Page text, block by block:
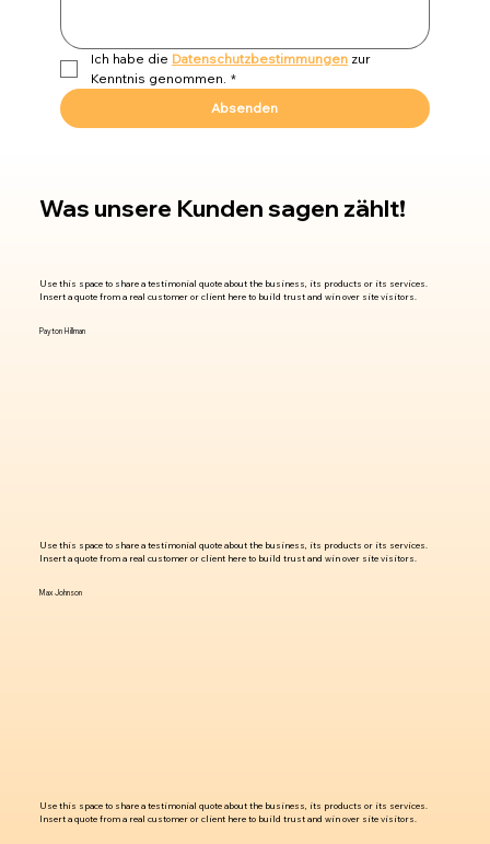
Ich habe die Datenschutzbestimmungen zur
Kenntnis genommen. *
Absenden
Was unsere Kunden sagen zählt!
Use this space to share a testimonial quote about the business, its products or its services.
Insert a quote from a real customer or client here to build trust and win over site visitors.
Payton Hillman
Use this space to share a testimonial quote about the business, its products or its services.
Insert a quote from a real customer or client here to build trust and win over site visitors.
Max Johnson
Use this space to share a testimonial quote about the business, its products or its services.
Insert a quote from a real customer or client here to build trust and win over site visitors.